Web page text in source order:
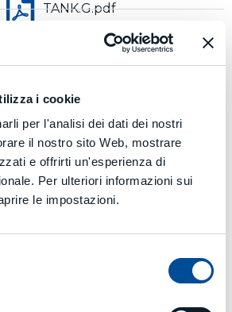
i cookie
per l'analisi dei dati dei nostri
il nostro sito Web, mostrare
e offrirti un'esperienza di
Per ulteriori informazioni sui
le impostazioni.
TANK.G.pdf
JET FIVE.pdf